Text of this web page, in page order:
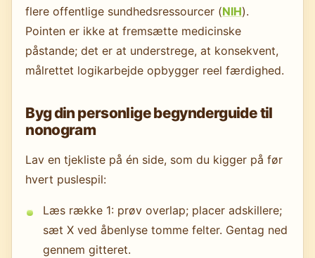
flere offentlige sundhedsressourcer (NIH).
Pointen er ikke at fremsætte medicinske
påstande; det er at understrege, at konsekvent,
målrettet logikarbejde opbygger reel færdighed.
Byg din personlige begynderguide til
nonogram
Lav en tjekliste på én side, som du kigger på før
hvert puslespil:
Læs række 1: prøv overlap; placer adskillere;
sæt X ved åbenlyse tomme felter. Gentag ned
gennem gitteret.